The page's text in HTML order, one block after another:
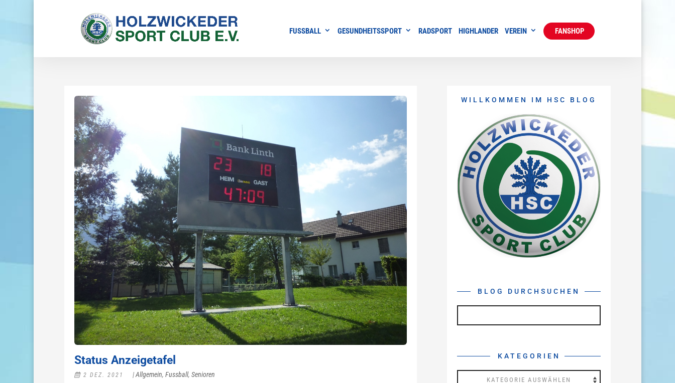
FUSSBALL GESUNDHEITSSPORT RADSPORT HIGHLANDER VEREIN FANSHOP
Status Anzeigetafel
2 DEZ. 2021 |Allgemein, Fussball, Senioren
WILLKOMMEN IM HSC BLOG
BLOG DURCHSUCHEN
KATEGORIEN